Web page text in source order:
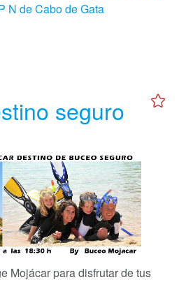
N de Cabo de Gata
seguro
Mojácar para disfrutar de tus